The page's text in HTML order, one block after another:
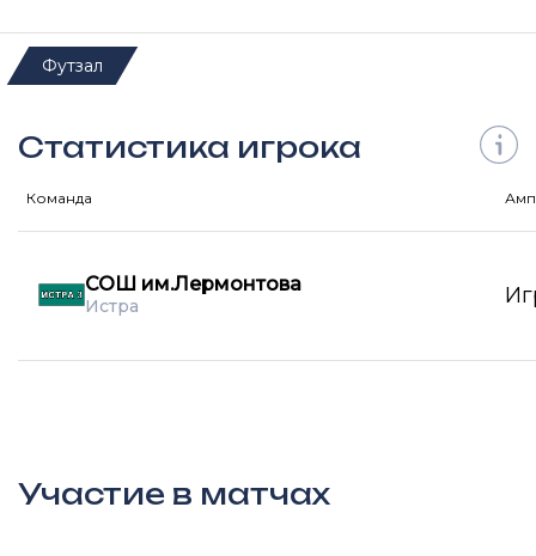
Футзал
Статистика игрока
Команда
СОШ им.Лермонтова
Истра
Участие в матчах